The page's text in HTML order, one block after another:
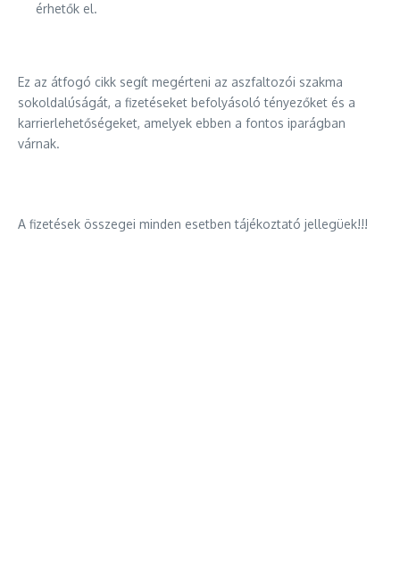
érhetők el.
Ez az átfogó cikk segít megérteni az aszfaltozói szakma
sokoldalúságát, a fizetéseket befolyásoló tényezőket és a
karrierlehetőségeket, amelyek ebben a fontos iparágban
várnak.
A fizetések összegei minden esetben tájékoztató jellegüek!!!